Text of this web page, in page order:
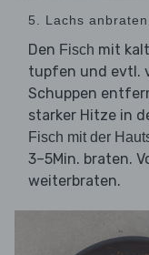
5. Lachs anbraten
Den Fisch mit
tupfen und evtl.
Schuppen
starker Hitze in
Fisch mit der
3–5Min. braten.
weiterbraten.